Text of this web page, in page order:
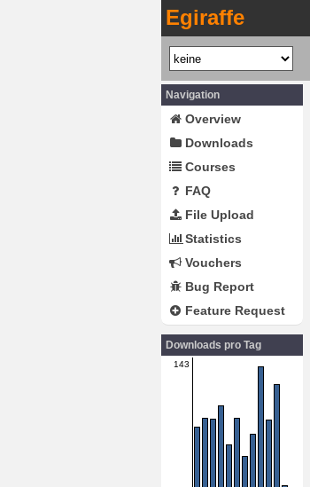
Egiraffe
Navigation
Overview
Downloads
Courses
FAQ
File Upload
Statistics
Vouchers
Bug Report
Feature Request
Downloads pro Tag
143